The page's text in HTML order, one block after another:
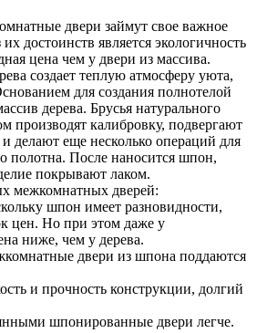
двери займут свое важное
достоинств является экологичность
цена чем у двери из массива.
создает теплую атмосферу уюта,
для создания полнотелой
дерева. Брусья натурального
производят калибровку, подвергают
делают еще несколько операций для
полотна. После наносится шпон,
покрывают лаком.
межкомнатных дверей:
шпон имеет разновидности,
цен. Но при этом даже у
ниже, чем у дерева.
двери из шпона поддаются
и прочность конструкции, долгий
шпонированные двери легче.